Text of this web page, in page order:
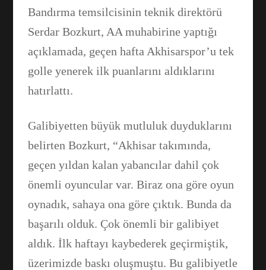
Bandırma temsilcisinin teknik direktörü
Serdar Bozkurt, AA muhabirine yaptığı
açıklamada, geçen hafta Akhisarspor’u tek
golle yenerek ilk puanlarını aldıklarını
hatırlattı.
Galibiyetten büyük mutluluk duyduklarını
belirten Bozkurt, “Akhisar takımında,
geçen yıldan kalan yabancılar dahil çok
önemli oyuncular var. Biraz ona göre oyun
oynadık, sahaya ona göre çıktık. Bunda da
başarılı olduk. Çok önemli bir galibiyet
aldık. İlk haftayı kaybederek geçirmiştik,
üzerimizde baskı oluşmuştu. Bu galibiyetle
Facebook
WhatsApp